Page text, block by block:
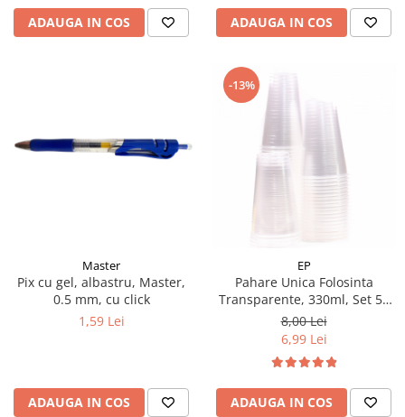
ADAUGA IN COS ADAUGA IN COS
Master
Pix cu gel, albastru, Master,
0.5 mm, cu click
1,59 Lei
ADAUGA IN COS
-13%
EP
Pahare Unica Folosinta
Transparente, 330ml, Set 50
bucati
8,00 Lei
6,99 Lei
ADAUGA IN COS